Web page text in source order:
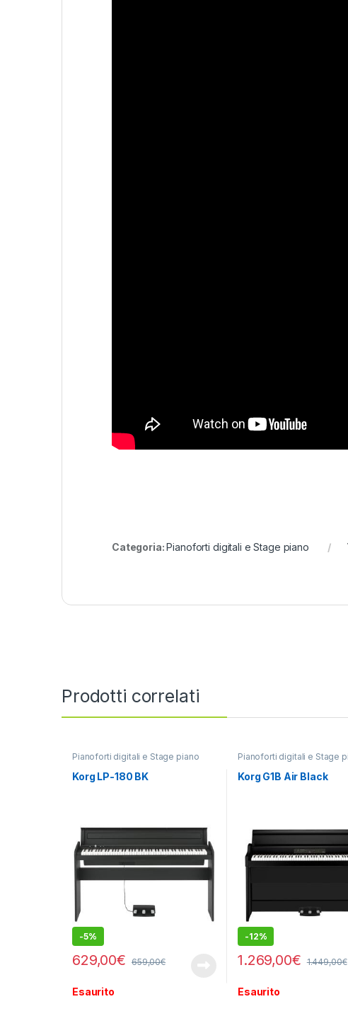
Categoria:Pianoforti digitali e Stage piano
Prodotti correlati
Pianoforti digitali e Stage piano
Korg LP-180 BK
-5%
629,00€ 659,00€
Esaurito
Pianoforti digitali e Stage
Korg G1B Air Black
-12%
1.269,00€ 1.449,00€
Esaurito